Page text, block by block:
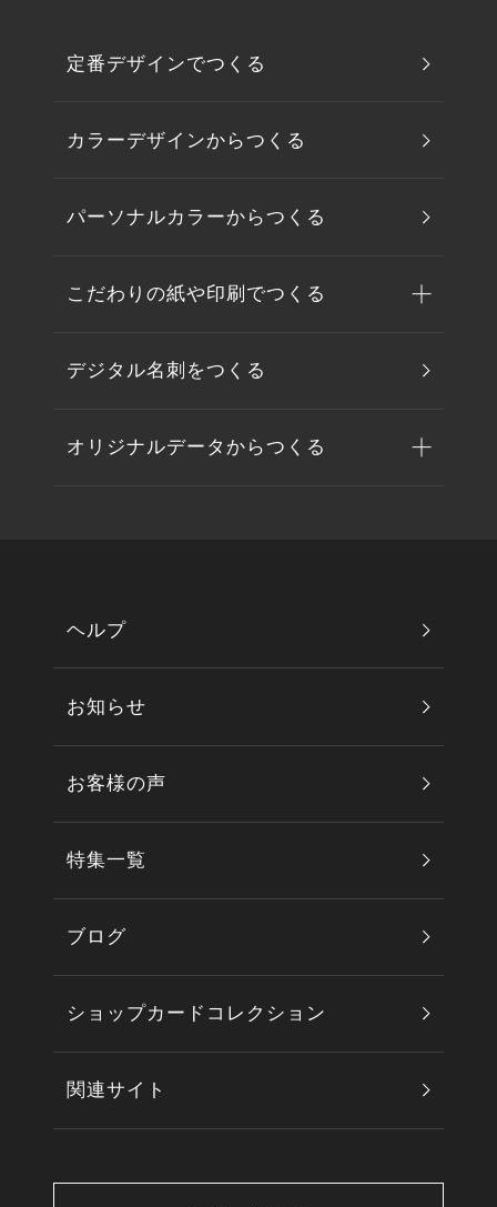
定番デザインでつくる
カラーデザインからつくる
パーソナルカラーからつくる
こだわりの紙や印刷でつくる
デジタル名刺をつくる
オリジナルデータからつくる
ヘルプ
お知らせ
お客様の声
特集一覧
ブログ
ショップカードコレクション
関連サイト